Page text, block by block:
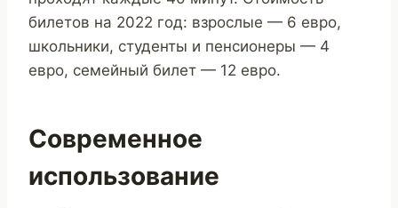
билетов на 2022 год: взрослые — 6 евро,
школьники, студенты и пенсионеры — 4
евро, семейный билет — 12 евро.
Современное
использование